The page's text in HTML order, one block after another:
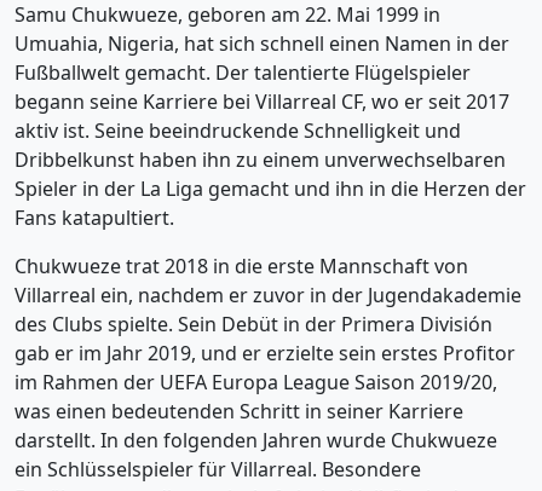
Samu Chukwueze, geboren am 22. Mai 1999 in
Umuahia, Nigeria, hat sich schnell einen Namen in der
Fußballwelt gemacht. Der talentierte Flügelspieler
begann seine Karriere bei Villarreal CF, wo er seit 2017
aktiv ist. Seine beeindruckende Schnelligkeit und
Dribbelkunst haben ihn zu einem unverwechselbaren
Spieler in der La Liga gemacht und ihn in die Herzen der
Fans katapultiert.
Chukwueze trat 2018 in die erste Mannschaft von
Villarreal ein, nachdem er zuvor in der Jugendakademie
des Clubs spielte. Sein Debüt in der Primera División
gab er im Jahr 2019, und er erzielte sein erstes Profitor
im Rahmen der UEFA Europa League Saison 2019/20,
was einen bedeutenden Schritt in seiner Karriere
darstellt. In den folgenden Jahren wurde Chukwueze
ein Schlüsselspieler für Villarreal. Besondere